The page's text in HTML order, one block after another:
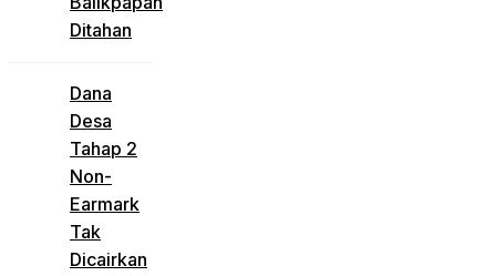
Ditahan
Dana
Desa
Tahap 2
Non-
Earmark
Tak
Dicairkan